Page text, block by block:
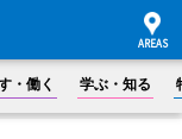
・働く 学ぶ・知る